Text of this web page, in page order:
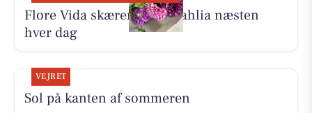
Flore Vida skærer friske dahlia næsten
hver dag
VEJRET
Sol på kanten af sommeren